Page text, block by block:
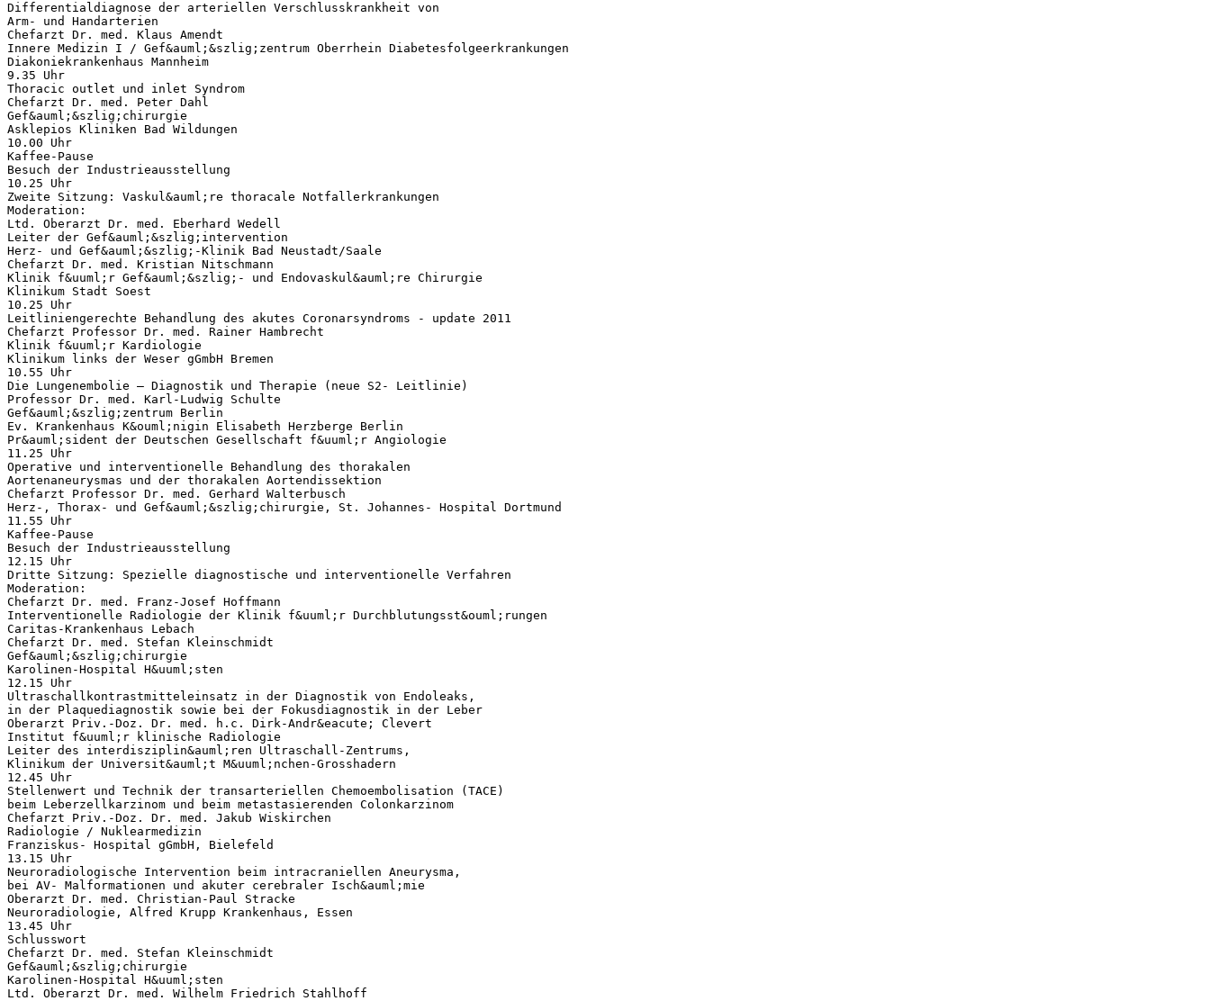
Differentialdiagnose der arteriellen Verschlusskrankheit von
Arm- und Handarterien
Chefarzt Dr. med. Klaus Amendt
Innere Medizin I / Gef&auml;&szlig;zentrum Oberrhein Diabetesfolgeerkrankungen
Diakoniekrankenhaus Mannheim
9.35 Uhr
Thoracic outlet und inlet Syndrom
Chefarzt Dr. med. Peter Dahl
Gef&auml;&szlig;chirurgie
Asklepios Kliniken Bad Wildungen
10.00 Uhr
Kaffee-Pause
Besuch der Industrieausstellung
10.25 Uhr
Zweite Sitzung: Vaskul&auml;re thoracale Notfallerkrankungen
Moderation:
Ltd. Oberarzt Dr. med. Eberhard Wedell
Leiter der Gef&auml;&szlig;intervention
Herz- und Gef&auml;&szlig;-Klinik Bad Neustadt/Saale
Chefarzt Dr. med. Kristian Nitschmann
Klinik f&uuml;r Gef&auml;&szlig;- und Endovaskul&auml;re Chirurgie
Klinikum Stadt Soest
10.25 Uhr
Leitliniengerechte Behandlung des akutes Coronarsyndroms - update 2011
Chefarzt Professor Dr. med. Rainer Hambrecht
Klinik f&uuml;r Kardiologie
Klinikum links der Weser gGmbH Bremen
10.55 Uhr
Die Lungenembolie – Diagnostik und Therapie (neue S2- Leitlinie)
Professor Dr. med. Karl-Ludwig Schulte
Gef&auml;&szlig;zentrum Berlin
Ev. Krankenhaus K&ouml;nigin Elisabeth Herzberge Berlin
Pr&auml;sident der Deutschen Gesellschaft f&uuml;r Angiologie
11.25 Uhr
Operative und interventionelle Behandlung des thorakalen
Aortenaneurysmas und der thorakalen Aortendissektion
Chefarzt Professor Dr. med. Gerhard Walterbusch
Herz-, Thorax- und Gef&auml;&szlig;chirurgie, St. Johannes- Hospital Dortmund
11.55 Uhr
Kaffee-Pause
Besuch der Industrieausstellung
12.15 Uhr
Dritte Sitzung: Spezielle diagnostische und interventionelle Verfahren
Moderation:
Chefarzt Dr. med. Franz-Josef Hoffmann
Interventionelle Radiologie der Klinik f&uuml;r Durchblutungsst&ouml;rungen
Caritas-Krankenhaus Lebach
Chefarzt Dr. med. Stefan Kleinschmidt
Gef&auml;&szlig;chirurgie
Karolinen-Hospital H&uuml;sten
12.15 Uhr
Ultraschallkontrastmitteleinsatz in der Diagnostik von Endoleaks,
in der Plaquediagnostik sowie bei der Fokusdiagnostik in der Leber
Oberarzt Priv.-Doz. Dr. med. h.c. Dirk-Andr&eacute; Clevert
Institut f&uuml;r klinische Radiologie
Leiter des interdisziplin&auml;ren Ultraschall-Zentrums,
Klinikum der Universit&auml;t M&uuml;nchen-Grosshadern
12.45 Uhr
Stellenwert und Technik der transarteriellen Chemoembolisation (TACE)
beim Leberzellkarzinom und beim metastasierenden Colonkarzinom
Chefarzt Priv.-Doz. Dr. med. Jakub Wiskirchen
Radiologie / Nuklearmedizin
Franziskus- Hospital gGmbH, Bielefeld
13.15 Uhr
Neuroradiologische Intervention beim intracraniellen Aneurysma,
bei AV- Malformationen und akuter cerebraler Isch&auml;mie
Oberarzt Dr. med. Christian-Paul Stracke
Neuroradiologie, Alfred Krupp Krankenhaus, Essen
13.45 Uhr
Schlusswort
Chefarzt Dr. med. Stefan Kleinschmidt
Gef&auml;&szlig;chirurgie
Karolinen-Hospital H&uuml;sten
Ltd. Oberarzt Dr. med. Wilhelm Friedrich Stahlhoff